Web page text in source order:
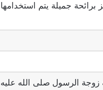
برائحة جميلة يتم استخدامها
زوجة الرسول صلى الله عليه